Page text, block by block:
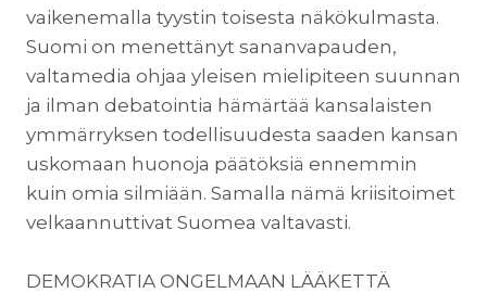
vaikenemalla tyystin toisesta näkökulmasta.
Suomi on menettänyt sananvapauden,
valtamedia ohjaa yleisen mielipiteen suunnan
ja ilman debatointia hämärtää kansalaisten
ymmärryksen todellisuudesta saaden kansan
uskomaan huonoja päätöksiä ennemmin
kuin omia silmiään. Samalla nämä kriisitoimet
velkaannuttivat Suomea valtavasti.
DEMOKRATIA ONGELMAAN LÄÄKETTÄ